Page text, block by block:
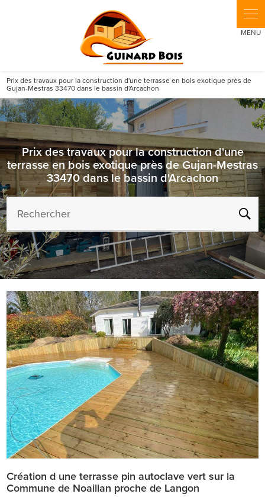
Prix des travaux pour la construction d'une terrasse en bois exotique près de
Gujan-Mestras 33470 dans le bassin d'Arcachon
Prix des travaux pour la construction d'une
terrasse en bois exotique près de Gujan-Mestras
33470 dans le bassin d'Arcachon
Rechercher
Création d une terrasse pin autoclave vert sur la
Commune de Noaillan proche de Langon
Panneau de gestion des cookies